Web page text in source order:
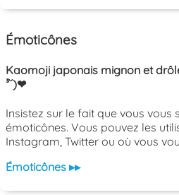
Émoticônes
Kaomoji japonais mignon et
³˘)❤
Insistez sur le fait que vous vous
émoticônes. Vous pouvez les
Instagram, Twitter ou où vous
Émoticônes ▸▸